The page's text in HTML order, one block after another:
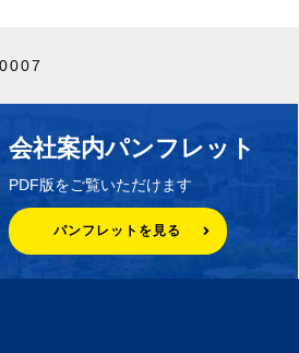
会社案内パンフレット
PDF版をご覧いただけます
パンフレットを見る